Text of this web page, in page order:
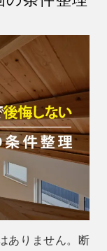
ありません。
断